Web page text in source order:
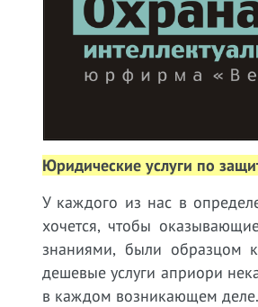
Юридические услуги по
У каждого из нас в
хочется, чтобы
знаниями, были образцом
дешевые услуги априори
в каждом возникающем